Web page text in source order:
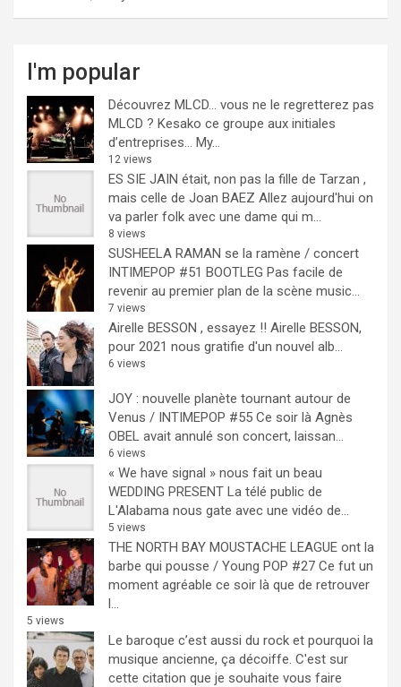
I'm popular
Découvrez MLCD… vous ne le regretterez pas
MLCD ? Kesako ce groupe aux initiales
d’entreprises… My...
12 views
ES SIE JAIN était, non pas la fille de Tarzan ,
mais celle de Joan BAEZ Allez aujourd'hui on
va parler folk avec une dame qui m...
8 views
SUSHEELA RAMAN se la ramène / concert
INTIMEPOP #51 BOOTLEG Pas facile de
revenir au premier plan de la scène music...
7 views
Airelle BESSON , essayez !! Airelle BESSON,
pour 2021 nous gratifie d'un nouvel alb...
6 views
JOY : nouvelle planète tournant autour de
Venus / INTIMEPOP #55 Ce soir là Agnès
OBEL avait annulé son concert, laissan...
6 views
« We have signal » nous fait un beau
WEDDING PRESENT La télé public de
L'Alabama nous gate avec une vidéo de...
5 views
THE NORTH BAY MOUSTACHE LEAGUE ont la
barbe qui pousse / Young POP #27 Ce fut un
moment agréable ce soir là que de retrouver
l...
5 views
Le baroque c’est aussi du rock et pourquoi la
musique ancienne, ça décoiffe. C'est sur
cette citation que je souhaite vous faire